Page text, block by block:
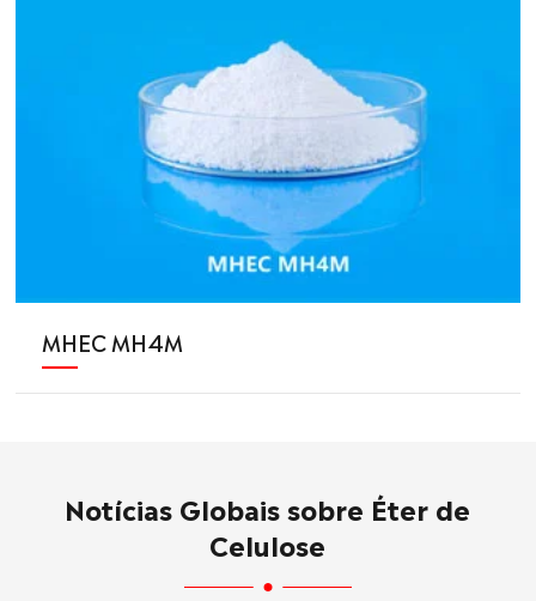
MHEC MH4M
Notícias Globais sobre Éter de
Celulose